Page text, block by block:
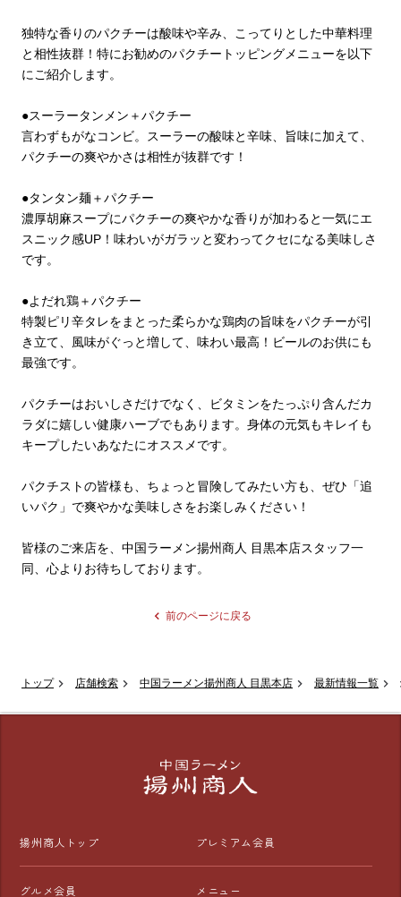
トップ 店舗検索 中国ラーメン揚州商人 目黒本店 最新情報一覧
独特な香りのパクチーは酸味や辛み、こってりとした中華料理
と相性抜群！特にお勧めのパクチートッピングメニューを以下
にご紹介します。
●スーラータンメン＋パクチー
言わずもがなコンビ。スーラーの酸味と辛味、旨味に加えて、
パクチーの爽やかさは相性が抜群です！
●タンタン麺＋パクチー
濃厚胡麻スープにパクチーの爽やかな香りが加わると一気にエ
スニック感UP！味わいがガラッと変わってクセになる美味しさ
です。
●よだれ鶏＋パクチー
特製ピリ辛タレをまとった柔らかな鶏肉の旨味をパクチーが引
き立て、風味がぐっと増して、味わい最高！ビールのお供にも
最強です。
パクチーはおいしさだけでなく、ビタミンをたっぷり含んだカ
ラダに嬉しい健康ハーブでもあります。身体の元気もキレイも
キープしたいあなたにオススメです。
パクチストの皆様も、ちょっと冒険してみたい方も、ぜひ「追
いパク」で爽やかな美味しさをお楽しみください！
皆様のご来店を、中国ラーメン揚州商人 目黒本店スタッフ一
同、心よりお待ちしております。
前のページに戻る
揚州商人トップ プレミアム会員
グルメ会員 メニュー